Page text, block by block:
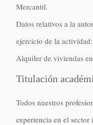
Mercantil.
Datos relativos a la
ejercicio de la actividad:
Alquiler de viviendas
Titulación
Todos nuestros
experiencia en el